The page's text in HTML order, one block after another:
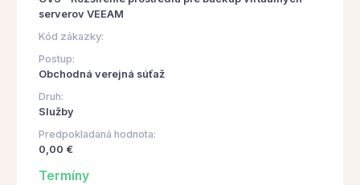
serverov VEEAM
Kód zákazky:
Postup:
Obchodná verejná súťaž
Druh:
Služby
Predpokladaná hodnota:
0,00 €
Termíny